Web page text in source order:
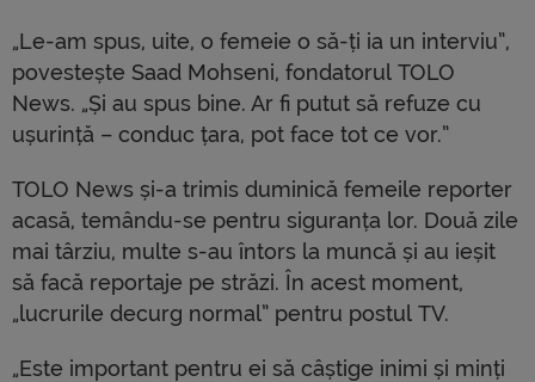
„Le-am spus, uite, o femeie o să-ți ia un interviu”,
povestește Saad Mohseni, fondatorul TOLO
News. „Și au spus bine. Ar fi putut să refuze cu
ușurință – conduc țara, pot face tot ce vor.”
TOLO News și-a trimis duminică femeile reporter
acasă, temându-se pentru siguranța lor. Două zile
mai târziu, multe s-au întors la muncă și au ieșit
să facă reportaje pe străzi. În acest moment,
„lucrurile decurg normal” pentru postul TV.
„Este important pentru ei să câștige inimi și minți